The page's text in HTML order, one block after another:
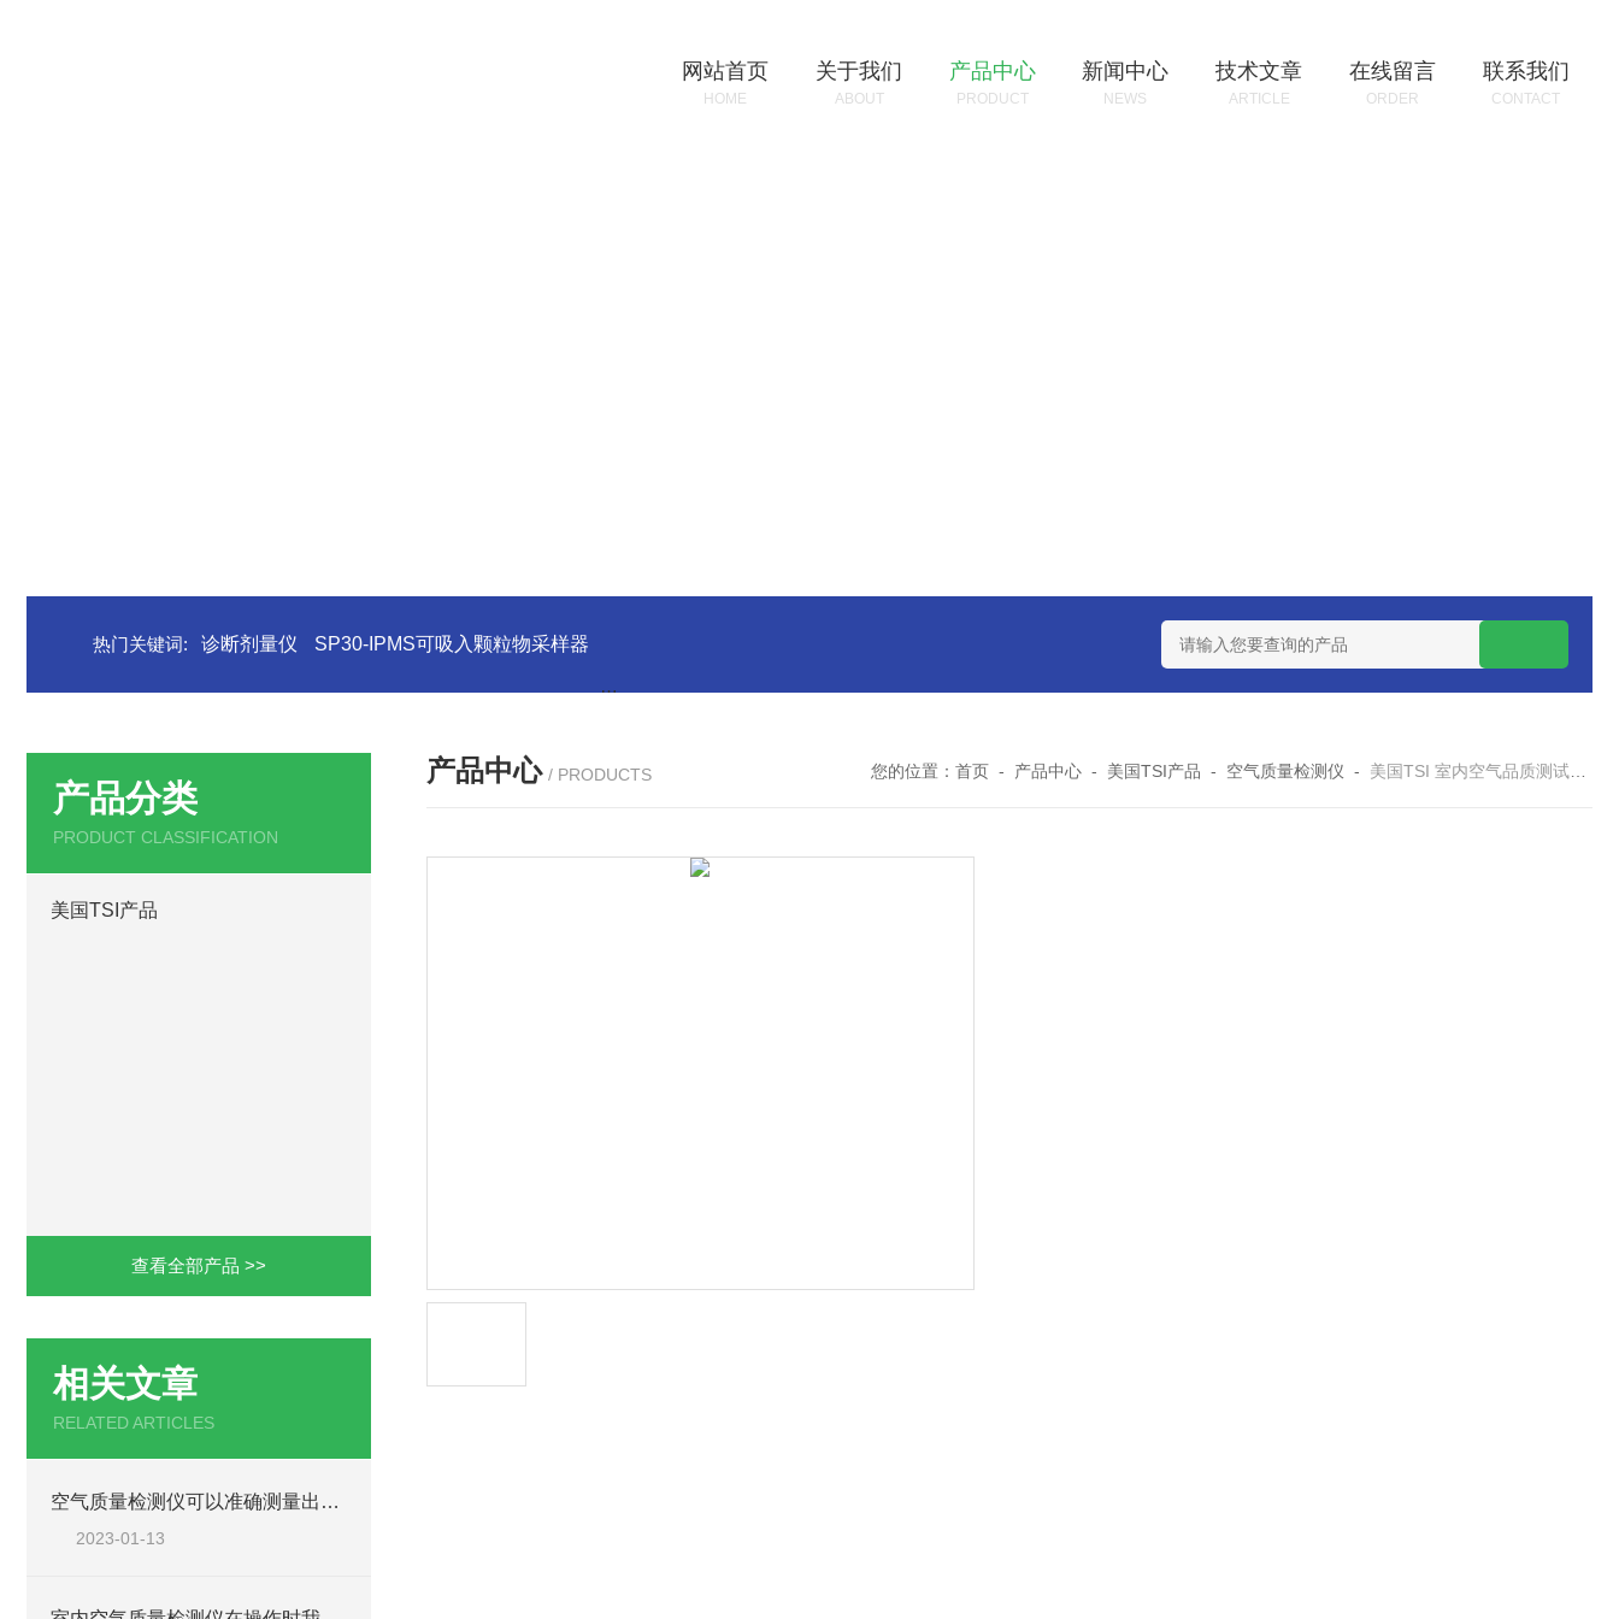
网站首页
HOME
关于我们
ABOUT
产品中心
PRODUCT
新闻中心
NEWS
技术文章
ARTICLE
在线留言
ORDER
联系我们
CONTACT
热门关键词: 诊断剂量仪 SP30-IPMS可吸入颗粒物采样器 CQB300数字恒流矿用防爆个体空气采样器
产品分类
PRODUCT CLASSIFICATION
美国TSI产品
查看全部产品 >>
相关文章
RELATED ARTICLES
空气质量检测仪可以准确测量出污染气体的浓度大小
2023-01-13
产品中心 / PRODUCTS 您的位置：首页 - 产品中心 - 美国TSI产品 - 空气质量检测仪 - 美国TSI 室内空气品质测试仪（Q-TRAK）